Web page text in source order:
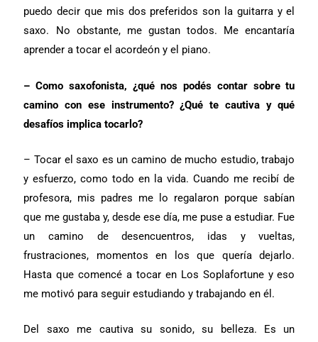
puedo decir que mis dos preferidos son la guitarra y el
saxo. No obstante, me gustan todos. Me encantaría
aprender a tocar el acordeón y el piano.
– Como saxofonista, ¿qué nos podés contar sobre tu
camino con ese instrumento? ¿Qué te cautiva y qué
desafíos implica tocarlo?
– Tocar el saxo es un camino de mucho estudio, trabajo
y esfuerzo, como todo en la vida. Cuando me recibí de
profesora, mis padres me lo regalaron porque sabían
que me gustaba y, desde ese día, me puse a estudiar. Fue
un camino de desencuentros, idas y vueltas,
frustraciones, momentos en los que quería dejarlo.
Hasta que comencé a tocar en Los Soplafortune y eso
me motivó para seguir estudiando y trabajando en él.
Del saxo me cautiva su sonido, su belleza. Es un